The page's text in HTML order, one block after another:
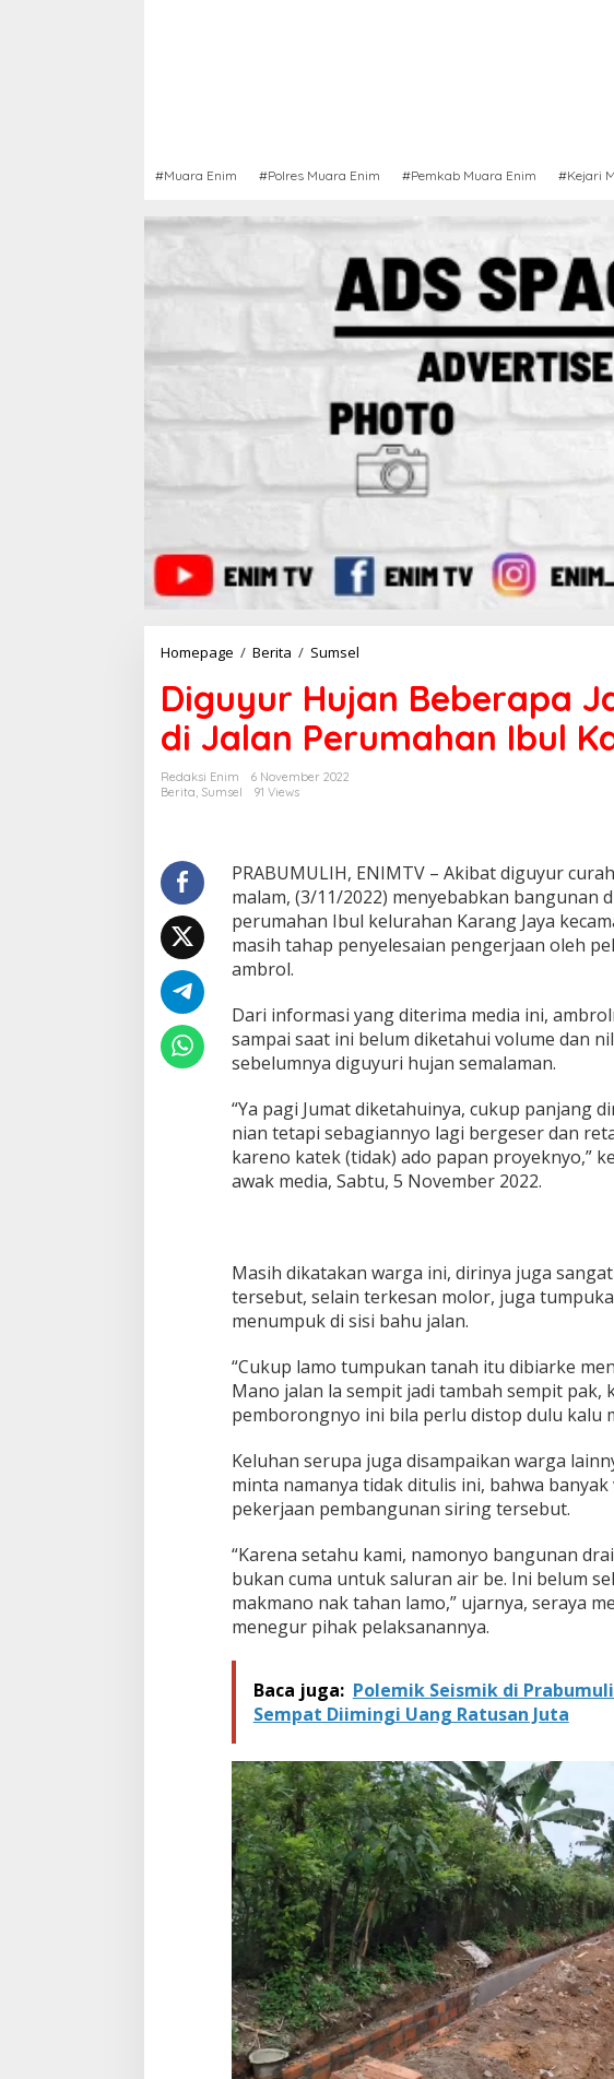
#Muara Enim #Polres Muara Enim #Pemkab Muara Enim #Kejari
Homepage / Berita / Sumsel
g
u
y
u
n
B
e
b
e
a
J
a
,
i
n
d
r
i
g
d
i
l
a
n
P
u
m
a
h
I
b
K
a
r
a
n
g
J
a
y
a
A
m
b
r
o
l
Diguyur Hujan Beberapa
di Jalan Perumahan Ibul
Redaksi Enim
6 November 2022
Berita Sumsel 91 Views
PRABUMULIH, ENIMTV – Akibat diguyur
malam, (3/11/2022) menyebabkan bangunan
perumahan Ibul kelurahan Karang Jaya
masih tahap penyelesaian pengerjaan oleh
ambrol.
Dari informasi yang diterima media ini,
sampai saat ini belum diketahui volume dan
sebelumnya diguyuri hujan semalaman.
“Ya pagi Jumat diketahuinya, cukup panjang
nian tetapi sebagiannyo lagi bergeser dan
kareno katek (tidak) ado papan proyeknyo,”
awak media, Sabtu, 5 November 2022.
Masih dikatakan warga ini, dirinya juga
tersebut, selain terkesan molor, juga
menumpuk di sisi bahu jalan.
“Cukup lamo tumpukan tanah itu dibiarke
Mano jalan la sempit jadi tambah sempit
pemborongnyo ini bila perlu distop dulu kalu
Keluhan serupa juga disampaikan warga
minta namanya tidak ditulis ini, bahwa
pekerjaan pembangunan siring tersebut.
“Karena setahu kami, namonyo bangunan
bukan cuma untuk saluran air be. Ini belum
makmano nak tahan lamo,” ujarnya, seraya
menegur pihak pelaksanannya.
Baca juga: Polemik Seismik di
Sempat Diimingi Uang Ratusan Juta